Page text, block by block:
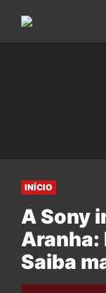
INÍCIO
A Sony
Aranha:
Saiba